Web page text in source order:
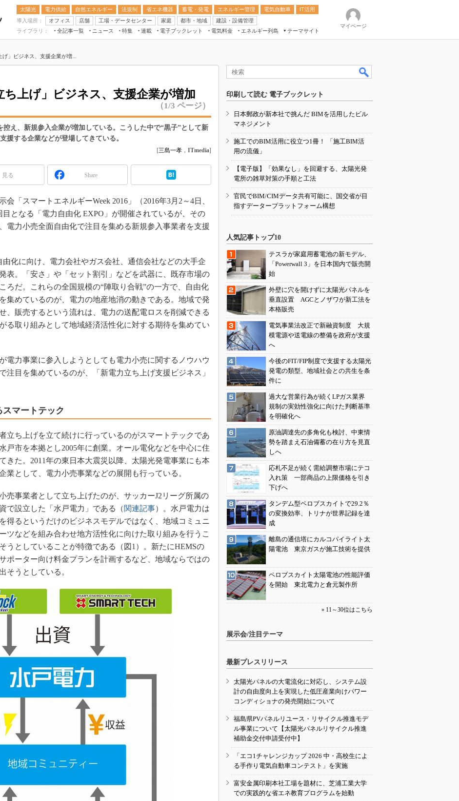
太陽光 電力供給 自然エネルギー 法規制 省エネ機器 蓄電・発電 エネルギー管理 電気自動車
IT活用
導入場所：
オフィス 店舗 工場・データセンター 家庭 都市・地域
建設・設備管理
ライブラリ：
全記事一覧 ニュース 特集 連載 電子ブックレット 電気料金 エネルギー列島
テーマサイト
電気料金ガイドブック
空調特集
BEMS
キーワード解説
マイページ
」ビジネス、支援企業が増...
ち上げ」ビジネス、支援企業が増加
（1/3 ページ）
控え、新規参入企業が増加している。こうした中で“黒子”として新
援する企業などが登場してきている。
[三島一孝 ， ITmedia]
見る Share
「スマートエネルギーWeek 2016」（2016年3月2～4日、
となる「電力自由化 EXPO」が開催されているが、その
電力小売全面自由化で注目を集める新規参入事業者を支援
化に向け、電力会社やガス会社、通信会社などの大手企
表。「安さ」や「セット割引」などを武器に、既存市場の
ろだ。これらの全国規模の“陣取り合戦”の一方で、自由化
集めているのが、電力の地産地消の動きである。地域で発
、販売するという流れは、電力の送配電ロスを削減できる
る取り組みとして地域経済活性化に対する期待を集めてい
電力事業に参入しようとしても電力小売に関するノウハウ
注目を集めているのが、「新電力立ち上げ支援ビジネス」
マートテック
立ち上げを立て続けに行っているのがスマートテックであ
戸市を本拠とし2005年に創業。オール電化などを中心に住
きた。2011年の東日本大震災以降、太陽光発電事業にも本
業として、電力小売事業などの展開も行っている。
売事業者として立ち上げたのが、サッカーJ2リーグ所属の
で設立した「水戸電力」である（関連記事）。水戸電力は
得るというだけのビジネスモデルではなく、地域コミュニ
ツなどを組み合わせ地方活性化に向けた取り組みを行うこ
うとしていることが特徴である（図1）。新たにHEMSの
ポーター向け料金プランを計画するなど、地域ならではの
そうとしている。
印刷して読む 電子ブックレット
日本郵政が新本社で挑んだ BIMを活用したビル
マネジメント
施工でのBIM活用に役立つ1冊！ 「施工BIM活
用の流儀」
【電子版】「効果なし」を回避する、太陽光発
電所の雑草対策の手順と工法
官民でBIM/CIMデータ共有可能に、国交省が目
指すデータープラットフォーム構想
人気記事トップ10
テスラが家庭用蓄電池の新モデル、
「Powerwall 3」を日本国内で販売開
始
外壁に穴を開けずに太陽光パネルを
垂直設置 AGCとノザワが新工法を
本格販売
電気事業法改正で新融資制度 大規
模電源や送電線の整備を政府が支援
へ
今後のFIT/FIP制度で支援する太陽光
発電の類型、地域社会との共生を条
件に
過大な営業行為が続くLPガス業界
規制の実効性強化に向けた判断基準
を明確化へ
原油調達先の多角化も検討、中東情
勢を踏まえ石油備蓄の在り方を見直
しへ
応札不足が続く需給調整市場にテコ
入れ策 一部商品の上限価格を引き
下げへ
タンデム型ペロブスカイトで29.2％
の変換効率、トリナが世界記録を達
成
離島の通信塔にカルコパイライト太
陽電池 東京ガスが施工技術を提供
ペロブスカイト太陽電池の性能評価
を開始 東北電力と倉元製作所
» 11～30位はこちら
展示会/注目テーマ
最新プレスリリース
太陽光パネルの大電流化に対応し、システム設
計の自由度向上を実現した低圧産業向けパワー
コンディショナの発売開始について
福島県PVパネルリユース・リサイクル推進モデ
ル事業について【太陽光パネルリサイクル推進
補助金交付申請受付中】
「エコ1チャレンジカップ 2026 中・高校生によ
る手作り電気自動車コンテスト」を実施
富安金属印刷本社工場を題材に、芝浦工業大学
での実践的な省エネ教育プログラムを始動